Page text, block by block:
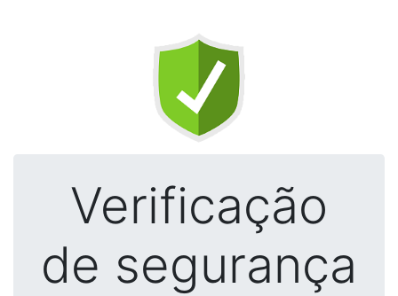
Verificação
de segurança